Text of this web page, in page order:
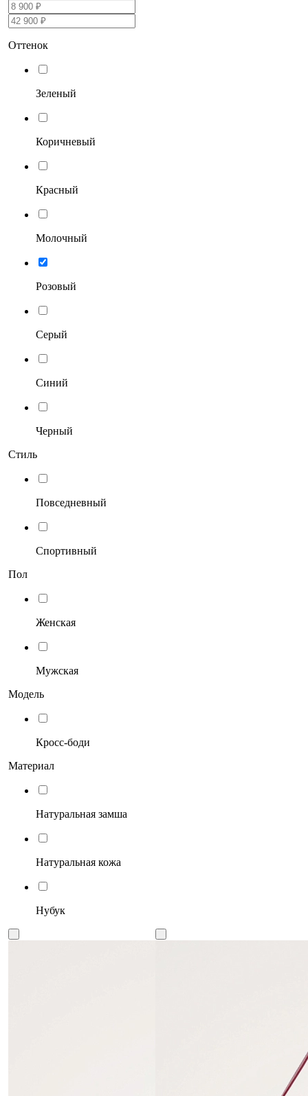
Оттенок
Зеленый
Коричневый
Красный
Молочный
Розовый
Серый
Синий
Черный
Стиль
Повседневный
Спортивный
Пол
Женская
Мужская
Модель
Кросс-боди
Материал
Натуральная замша
Натуральная кожа
Нубук